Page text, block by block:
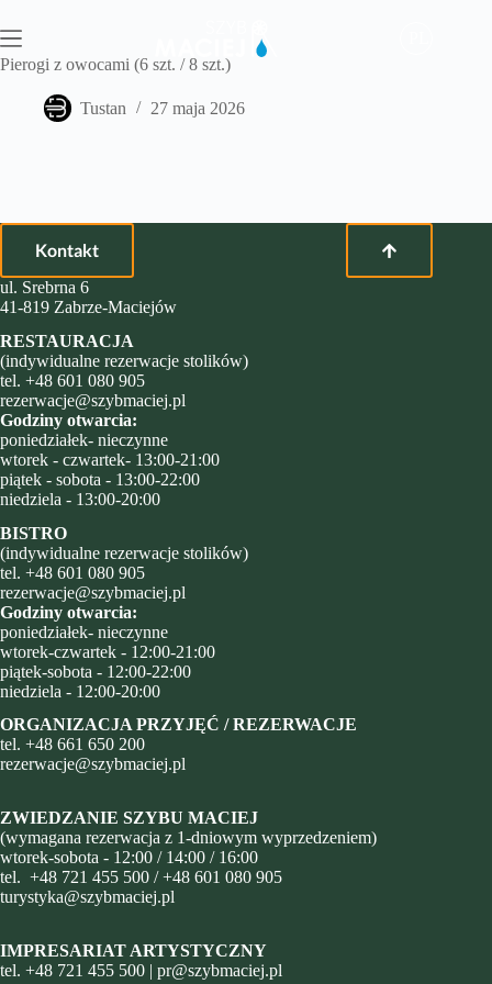
do
treści
Pierogi z owocami (6 szt. / 8 szt.)
Tustan 27 maja 2026
Kontakt
ul. Srebrna 6
41-819 Zabrze-Maciejów
RESTAURACJA
(indywidualne rezerwacje stolików)
tel. +48 601 080 905
rezerwacje@szybmaciej.pl
Godziny otwarcia:
poniedziałek- nieczynne
wtorek - czwartek- 13:00-21:00
piątek - sobota - 13:00-22:00
niedziela - 13:00-20:00
BISTRO
(indywidualne rezerwacje stolików)
tel. +48 601 080 905
rezerwacje@szybmaciej.pl
Godziny otwarcia:
poniedziałek- nieczynne
wtorek-czwartek - 12:00-21:00
piątek-sobota - 12:00-22:00
niedziela - 12:00-20:00
ORGANIZACJA PRZYJĘĆ / REZERWACJE
tel. +48 661 650 200
rezerwacje@szybmaciej.pl
ZWIEDZANIE SZYBU MACIEJ
(wymagana rezerwacja z 1-dniowym wyprzedzeniem)
wtorek-sobota - 12:00 / 14:00 / 16:00
tel. +48 721 455 500 /+48 601 080 905
turystyka@szybmaciej.pl
IMPRESARIAT ARTYSTYCZNY
tel. +48 721 455 500 | pr@szybmaciej.pl